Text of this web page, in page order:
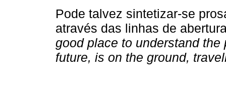
Pode talvez sintetizar-se
através das linhas de
good place to understand
future, is on the ground,